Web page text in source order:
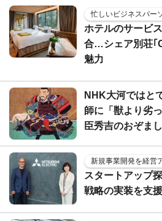
忙しいビジネスパー
ホテルのサービ
合…シェア別荘｢
魅力
NHK大河ではと
師に「獣より劣
臣秀吉のおぞま
新規事業開発を経営
スタートアップ
戦略の実装を支